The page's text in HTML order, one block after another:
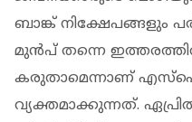
ബാങ്ക് നിക്ഷേപങ്ങളും
മുന്‍പ് തന്നെ
കരുതാമെന്നാണ് എസ്‌ഐടി
വ്യക്തമാക്കുന്നത്.